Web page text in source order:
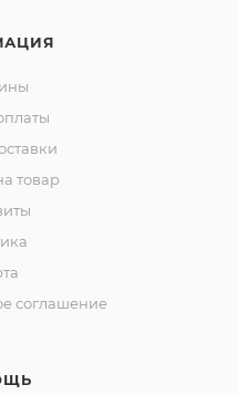
товар
соглашение